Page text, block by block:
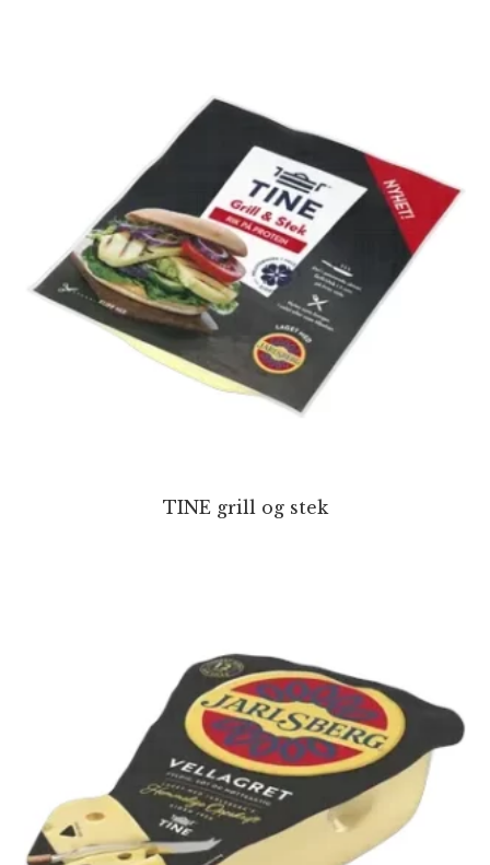
TINE grill og stek